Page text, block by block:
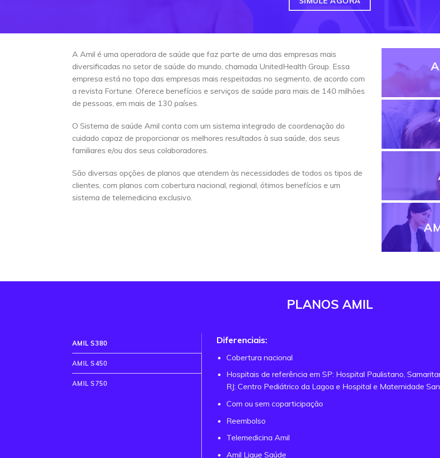
A Amil é uma operadora de saúde que faz parte de uma das empresas mais
diversificadas no setor de saúde do mundo, chamada UnitedHealth Group. Essa
empresa está no topo das empresas mais respeitadas no segmento, de acordo com
a revista Fortune. Oferece benefícios e serviços de saúde para mais de 140 milhões
de pessoas, em mais de 130 países.
O Sistema de saúde Amil conta com um sistema integrado de coordenação do
cuidado capaz de proporcionar os melhores resultados à sua saúde, dos seus
familiares e/ou dos seus colaboradores.
São diversas opções de planos que atendem às necessidades de todos os tipos de
clientes, com planos com cobertura nacional, regional, ótimos benefícios e um
sistema de telemedicina exclusivo.
PLANOS AMIL
AMIL S380
AMIL S450
AMIL S750
Diferenciais:
Cobertura nacional
Hospitais de referência em SP: Hospital Paulistano,
RJ: Centro Pediátrico da Lagoa e Hospital e Maternidade
Com ou sem coparticipação
Reembolso
Telemedicina Amil
Amil Ligue Saúde